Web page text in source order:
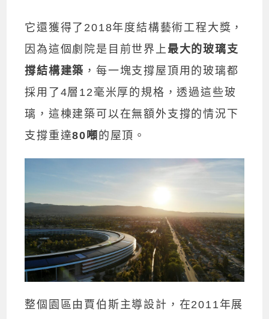
它還獲得了2018年度結構藝術工程大獎，
因為這個劇院是目前世界上最大的玻璃支
撐結構建築 ，每一塊支撐屋頂用的玻璃都
採用了4層12毫米厚的規格，透過這些玻
璃，這棟建築可以在無額外支撐的情況下
支撐重達80噸 的屋頂。
整個園區由賈伯斯主導設計，在2011年展